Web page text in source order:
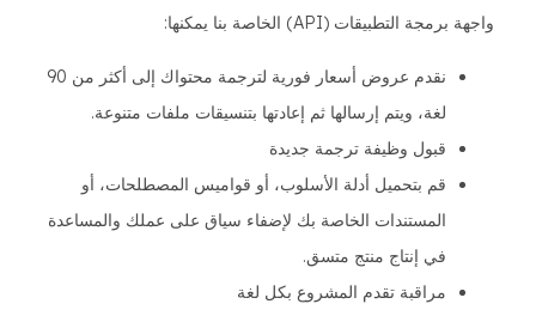
واجهة برمجة التطبيقات (API) الخاصة بنا يمكنها:
نقدم عروض أسعار فورية لترجمة محتواك إلى أكثر من 90
لغة، ويتم إرسالها ثم إعادتها بتنسيقات ملفات متنوعة.
قبول وظيفة ترجمة جديدة
قم بتحميل أدلة الأسلوب، أو قواميس المصطلحات، أو
المستندات الخاصة بك لإضفاء سياق على عملك والمساعدة
في إنتاج منتج متسق.
مراقبة تقدم المشروع بكل لغة